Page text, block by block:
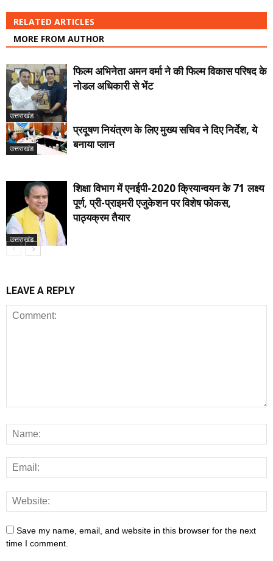
RELATED ARTICLES
MORE FROM AUTHOR
उत्तराखंड
फिल्म अभिनेता अमन वर्मा ने की फिल्म विकास परिषद के
नोडल अधिकारी से भेंट
उत्तराखंड
प्रदूषण नियंत्रण के लिए मुख्य सचिव ने दिए निर्देश, ये
बनाया प्लान
उत्तराखंड
शिक्षा विभाग में एनईपी-2020 क्रियान्वयन के 71 लक्ष्य
पूर्ण, प्री-प्राइमरी एजुकेशन पर विशेष फोकस,
पाठ्यक्रम तैयार
LEAVE A REPLY
Save my name, email, and website in this browser for the next
time I comment.